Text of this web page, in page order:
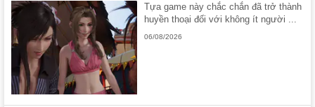
Tựa game này chắc chắn đã trở thành
huyền thoại đối với không ít người ...
06/08/2026